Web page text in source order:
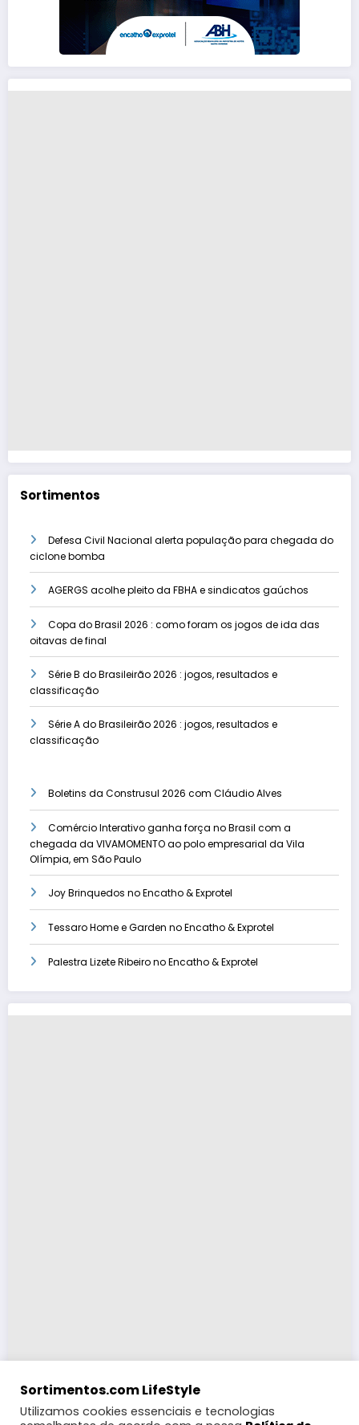
Sortimentos
Defesa Civil Nacional alerta população para chegada do
ciclone bomba
AGERGS acolhe pleito da FBHA e sindicatos gaúchos
Copa do Brasil 2026 : como foram os jogos de ida das
oitavas de final
Série B do Brasileirão 2026 : jogos, resultados e
classificação
Série A do Brasileirão 2026 : jogos, resultados e
classificação
Boletins da Construsul 2026 com Cláudio Alves
Comércio Interativo ganha força no Brasil com a
chegada da VIVAMOMENTO ao polo empresarial da Vila
Olímpia, em São Paulo
Joy Brinquedos no Encatho & Exprotel
Tessaro Home e Garden no Encatho & Exprotel
Palestra Lizete Ribeiro no Encatho & Exprotel
Sortimentos.com LifeStyle
Utilizamos cookies essenciais e tecnologias